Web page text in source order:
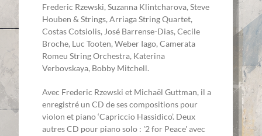
Frederic Rzewski, Suzanna Klintcharova, Steve
Houben & Strings, Arriaga String Quartet,
Costas Cotsiolis, José Barrense-Dias, Cecile
Broche, Luc Tooten, Weber Iago, Camerata
Romeu String Orchestra, Katerina
Verbovskaya, Bobby Mitchell.
Avec Frederic Rzewski et Michaël Guttman, il a
enregistré un CD de ses compositions pour
violon et piano ‘Capriccio Hassidico’. Deux
autres CD pour piano solo : '2 for Peace' avec